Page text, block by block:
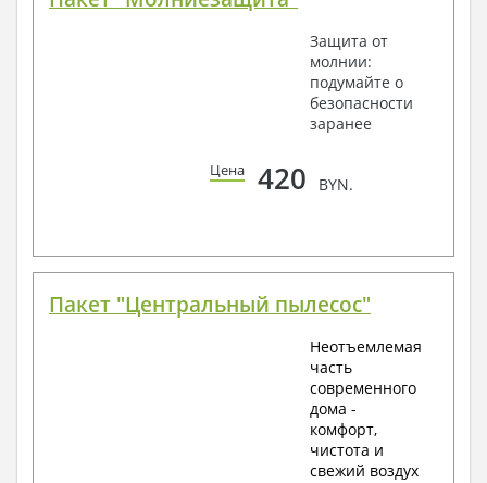
Защита от
молнии:
подумайте о
безопасности
заранее
Цена 420 BYN.
Пакет "Центральный пылесос"
Неотъемлемая
часть
современного
дома -
комфорт,
чистота и
свежий воздух